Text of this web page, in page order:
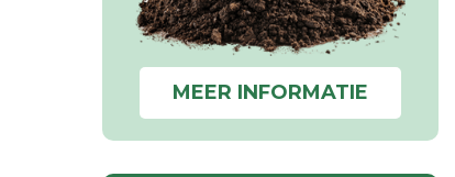
MEER INFORMATIE